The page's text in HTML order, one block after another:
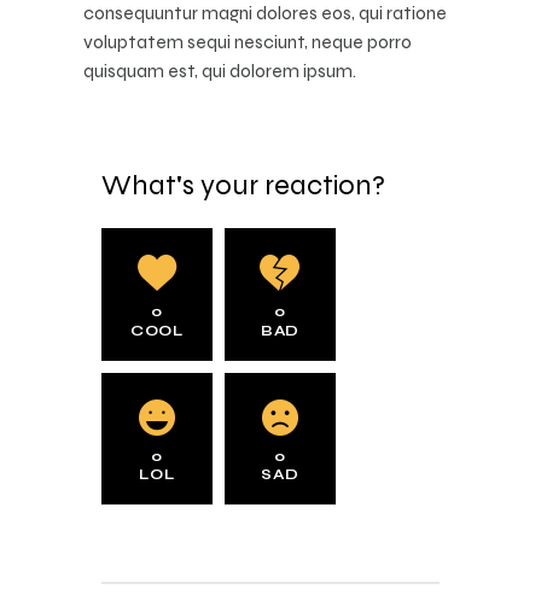
consequuntur magni dolores eos, qui ratione
voluptatem sequi nesciunt, neque porro
quisquam est, qui dolorem ipsum.
What's your reaction?
0
COOL
0
BAD
0
LOL
0
SAD